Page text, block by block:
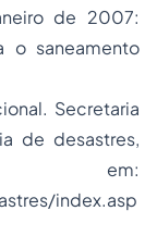
de 2007:
o saneamento
Secretaria
de desastres,
em:
index.asp